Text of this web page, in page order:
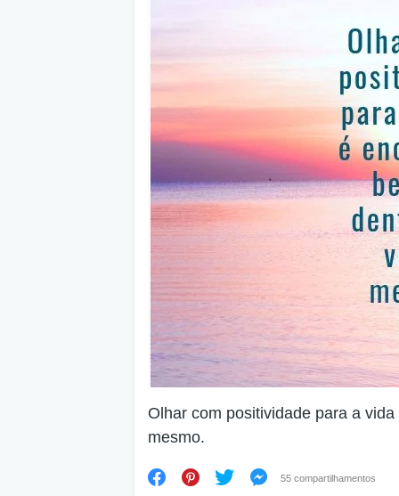
Olhar com positividade para a
mesmo.
55 compartilhamentos